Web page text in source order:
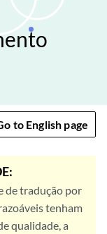
to English page
de tradução por
tenham
qualidade, a